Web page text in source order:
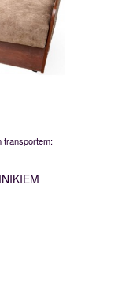
transportem: